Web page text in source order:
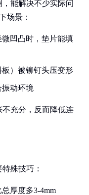
能解决不少实际问
场景：
凹凸时，垫片能填
）被铆钉头压变形
动环境
充分，反而降低连
殊技巧：
厚度多3-4mm